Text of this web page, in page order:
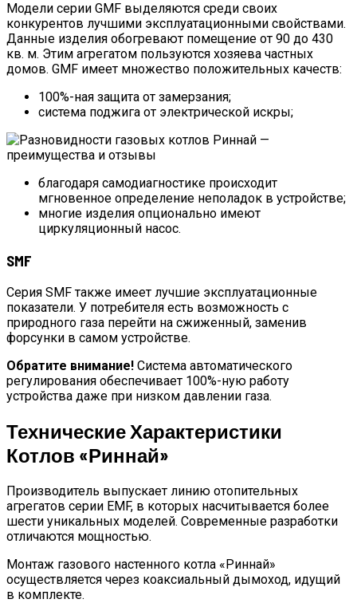
Модели серии GMF выделяются среди своих
конкурентов лучшими эксплуатационными свойствами.
Данные изделия обогревают помещение от 90 до 430
кв. м. Этим агрегатом пользуются хозяева частных
домов. GMF имеет множество положительных качеств:
100%-ная защита от замерзания;
система поджига от электрической искры;
благодаря самодиагностике происходит
мгновенное определение неполадок в устройстве;
многие изделия опционально имеют
циркуляционный насос.
SMF
Серия SMF также имеет лучшие эксплуатационные
показатели. У потребителя есть возможность с
природного газа перейти на сжиженный, заменив
форсунки в самом устройстве.
Обратите внимание! Система автоматического
регулирования обеспечивает 100%-ную работу
устройства даже при низком давлении газа.
Технические Характеристики
Котлов «Риннай»
Производитель выпускает линию отопительных
агрегатов серии EMF, в которых насчитывается более
шести уникальных моделей. Современные разработки
отличаются мощностью.
Монтаж газового настенного котла «Риннай»
осуществляется через коаксиальный дымоход, идущий
в комплекте.